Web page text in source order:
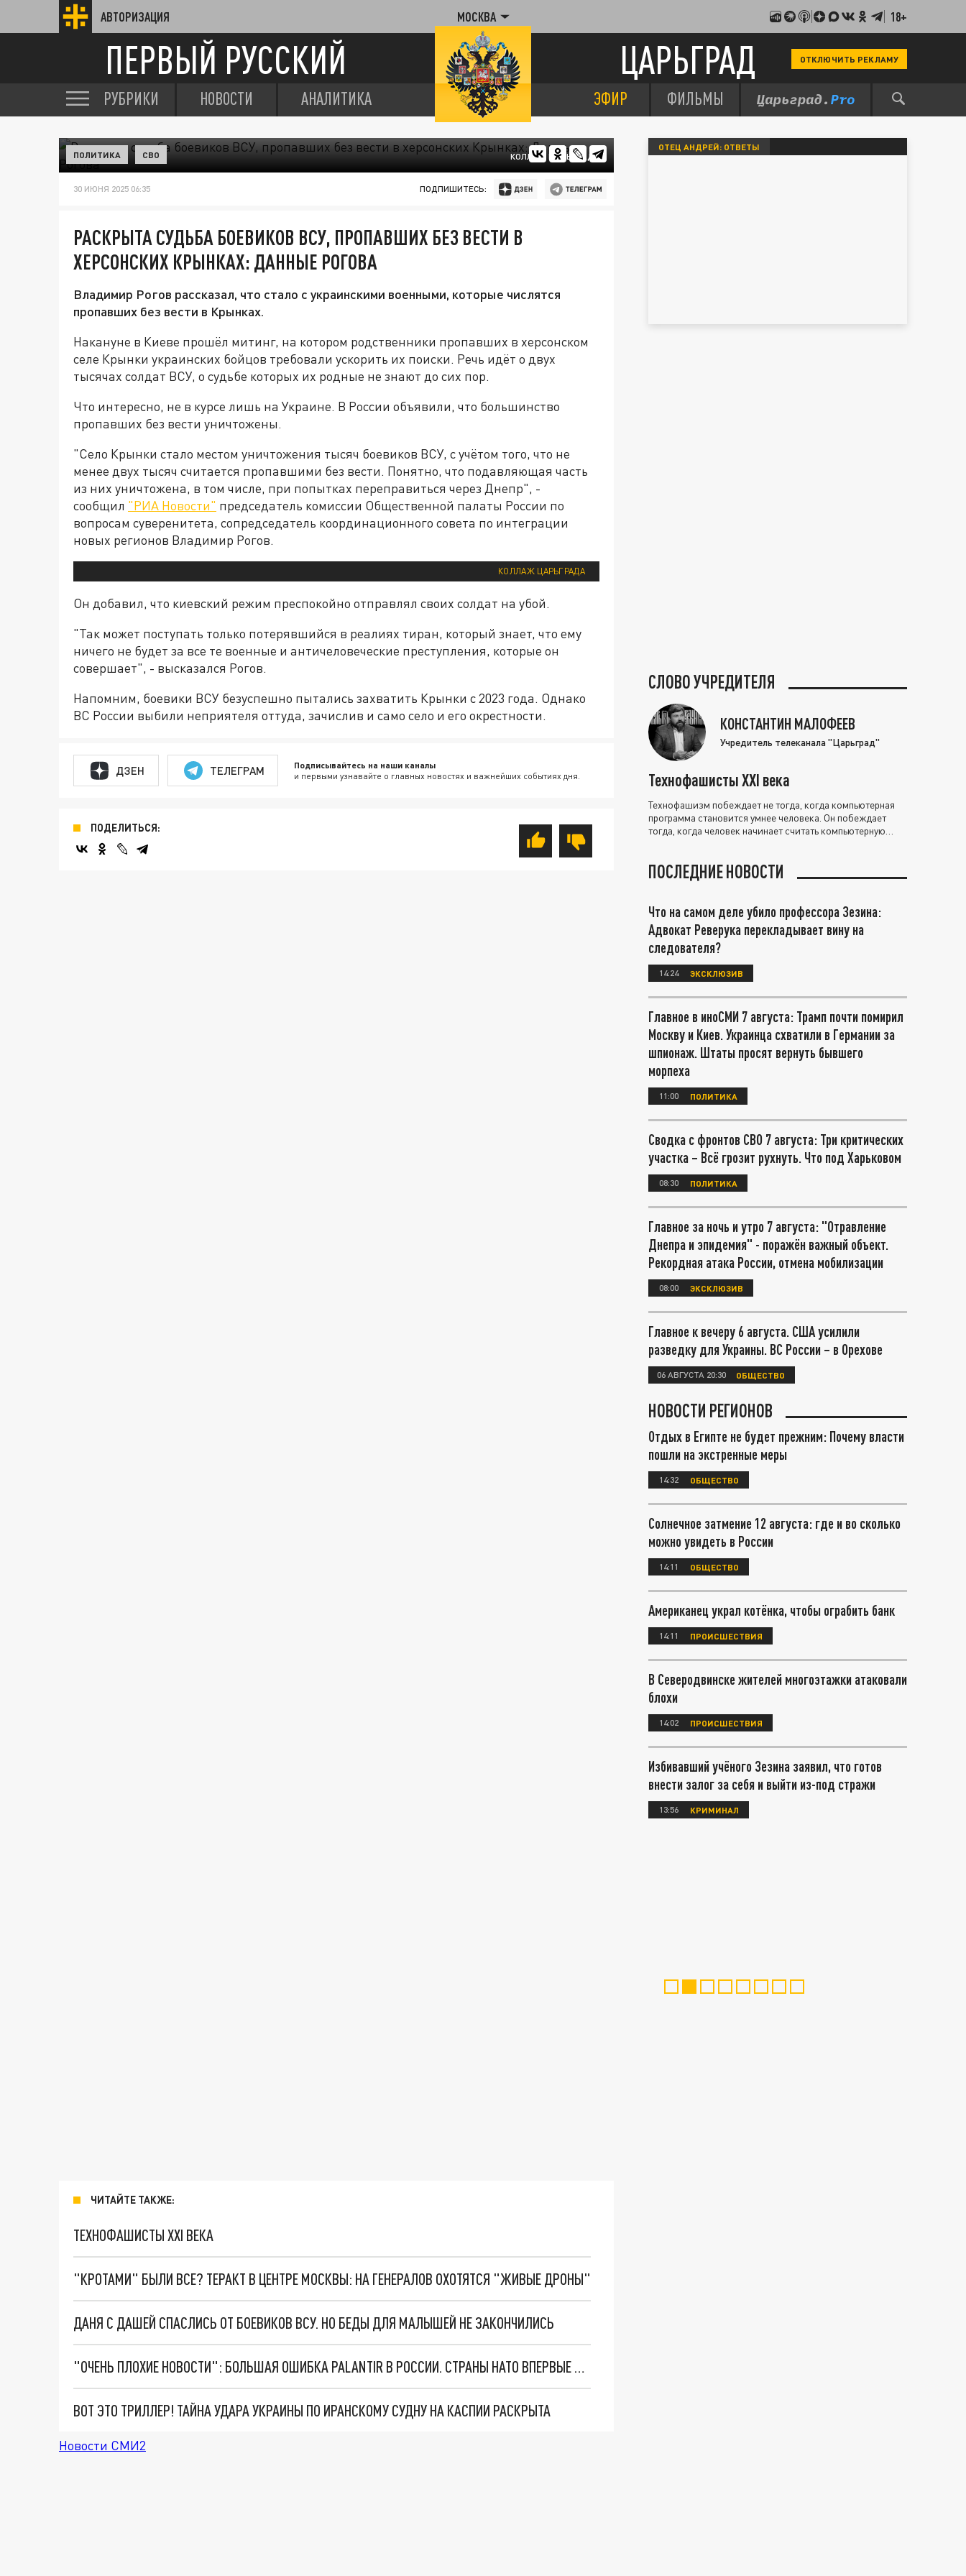
АВТОРИЗАЦИЯ МОСКВА 18+
ПЕРВЫЙ РУССКИЙ ЦАРЬГРАД ОТКЛЮЧИТЬ РЕКЛАМУ
РУБРИКИ НОВОСТИ АНАЛИТИКА ЭФИР ФИЛЬМЫ
КОЛЛАЖ ЦАРЬГРАДА
ПОЛИТИКА СВО
30 ИЮНЯ 2025 06:35 ПОДПИШИТЕСЬ:
РАСКРЫТА СУДЬБА БОЕВИКОВ ВСУ, ПРОПАВШИХ БЕЗ ВЕСТИ В
ХЕРСОНСКИХ КРЫНКАХ: ДАННЫЕ РОГОВА
Владимир Рогов рассказал, что стало с украинскими военными, которые числятся
пропавших без вести в Крынках.
Накануне в Киеве прошёл митинг, на котором родственники пропавших в херсонском
селе Крынки украинских бойцов требовали ускорить их поиски. Речь идёт о двух
тысячах солдат ВСУ, о судьбе которых их родные не знают до сих пор.
Что интересно, не в курсе лишь на Украине. В России объявили, что большинство
пропавших без вести уничтожены.
"Село Крынки стало местом уничтожения тысяч боевиков ВСУ, с учётом того, что не
менее двух тысяч считается пропавшими без вести. Понятно, что подавляющая часть
из них уничтожена, в том числе, при попытках переправиться через Днепр", -
сообщил "РИА Новости" председатель комиссии Общественной палаты России по
вопросам суверенитета, сопредседатель координационного совета по интеграции
новых регионов Владимир Рогов.
КОЛЛАЖ ЦАРЬГРАДА
Он добавил, что киевский режим преспокойно отправлял своих солдат на убой.
"Так может поступать только потерявшийся в реалиях тиран, который знает, что ему
ничего не будет за все те военные и античеловеческие преступления, которые он
совершает", - высказался Рогов.
Напомним, боевики ВСУ безуспешно пытались захватить Крынки с 2023 года. Однако
ВС России выбили неприятеля оттуда, зачислив и само село и его окрестности.
ДЗЕН ТЕЛЕГРАМ Подписывайтесь на наши каналы
и первыми узнавайте о главных новостях и важнейших событиях дня.
ПОДЕЛИТЬСЯ:
ЧИТАЙТЕ ТАКЖЕ:
ТЕХНОФАШИСТЫ XXI ВЕКА
"КРОТАМИ" БЫЛИ ВСЕ? ТЕРАКТ В ЦЕНТРЕ МОСКВЫ: НА ГЕНЕРАЛОВ ОХОТЯТСЯ "ЖИВЫЕ ДРОНЫ"
ДАНЯ С ДАШЕЙ СПАСЛИСЬ ОТ БОЕВИКОВ ВСУ. НО БЕДЫ ДЛЯ МАЛЫШЕЙ НЕ ЗАКОНЧИЛИСЬ
"ОЧЕНЬ ПЛОХИЕ НОВОСТИ": БОЛЬШАЯ ОШИБКА PALANTIR В РОССИИ. СТРАНЫ НАТО ВПЕРВЫЕ ЗА СВО ОСТАНОВИЛИ ПОСТАВКИ ОРУЖИЯ. ВСУ ТЕРЯЮТ ПРИГРАНИЧЬЕ?
ВОТ ЭТО ТРИЛЛЕР! ТАЙНА УДАРА УКРАИНЫ ПО ИРАНСКОМУ СУДНУ НА КАСПИИ РАСКРЫТА
Новости СМИ2
ОТЕЦ АНДРЕЙ: ОТВЕТЫ
СЛОВО УЧРЕДИТЕЛЯ
КОНСТАНТИН МАЛОФЕЕВ
Учредитель телеканала "Царьград"
Технофашисты XXI века
Технофашизм побеждает не тогда, когда компьютерная
программа становится умнее человека. Он побеждает
тогда, когда человек начинает считать компьютерную
ПОСЛЕДНИЕ НОВОСТИ
Что на самом деле убило профессора Зезина:
Адвокат Реверука перекладывает вину на
следователя?
14:24 ЭКСКЛЮЗИВ
Главное в иноСМИ 7 августа: Трамп почти помирил
Москву и Киев. Украинца схватили в Германии за
шпионаж. Штаты просят вернуть бывшего
морпеха
11:00 ПОЛИТИКА
Сводка с фронтов СВО 7 августа: Три критических
участка – Всё грозит рухнуть. Что под Харьковом
08:30 ПОЛИТИКА
Главное за ночь и утро 7 августа: "Отравление
Днепра и эпидемия" - поражён важный объект.
Рекордная атака России, отмена мобилизации
08:00 ЭКСКЛЮЗИВ
Главное к вечеру 6 августа. США усилили
разведку для Украины. ВС России – в Орехове
06 АВГУСТА 20:30 ОБЩЕСТВО
НОВОСТИ РЕГИОНОВ
Отдых в Египте не будет прежним: Почему власти
пошли на экстренные меры
14:32 ОБЩЕСТВО
Солнечное затмение 12 августа: где и во сколько
можно увидеть в России
14:11 ОБЩЕСТВО
Американец украл котёнка, чтобы ограбить банк
14:11 ПРОИСШЕСТВИЯ
В Северодвинске жителей многоэтажки атаковали
блохи
14:02 ПРОИСШЕСТВИЯ
Избивавший учёного Зезина заявил, что готов
внести залог за себя и выйти из-под стражи
13:56 КРИМИНАЛ